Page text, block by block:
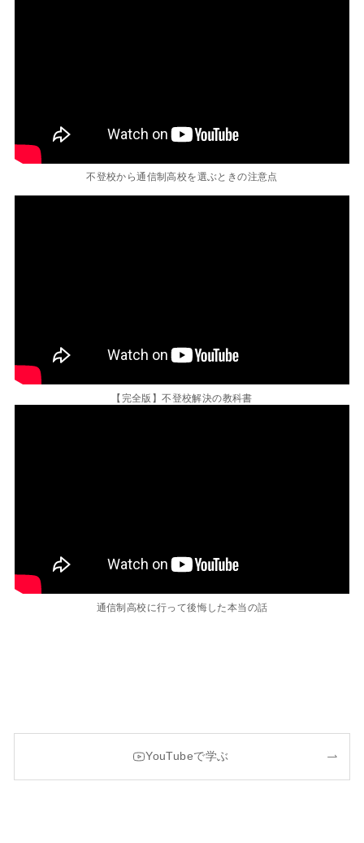
不登校から通信制高校を選ぶときの注意点
【完全版】不登校解決の教科書
通信制高校に行って後悔した本当の話
YouTubeで学ぶ